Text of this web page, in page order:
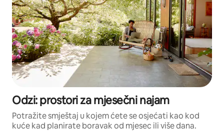
Odzi: prostori za mjesečni najam
Potražite smještaj u kojem ćete se osjećati kao kod
kuće kad planirate boravak od mjesec ili više dana.